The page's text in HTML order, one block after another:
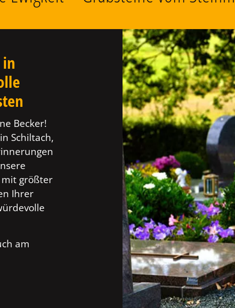
Becker!
Schiltach,
größter
Ihrer
am